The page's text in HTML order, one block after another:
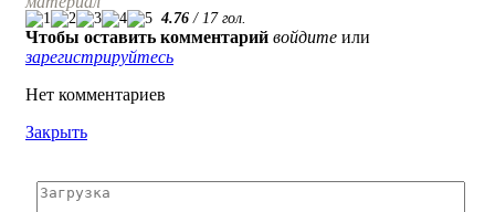
4.76 / 17гол.
Чтобы оставить комментарий войдите или
зарегистрируйтесь
Нет комментариев
Закрыть